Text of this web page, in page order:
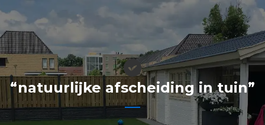
naar
de
inhoud
“natuurlijke afscheiding in tuin”